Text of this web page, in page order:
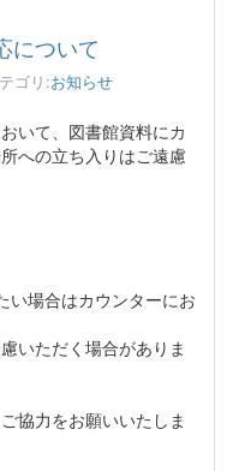
について
ゴリ:お知らせ
いて、図書館資料にカ
への立ち入りはご遠慮
い場合はカウンターにお
いただく場合がありま
協力をお願いいたしま